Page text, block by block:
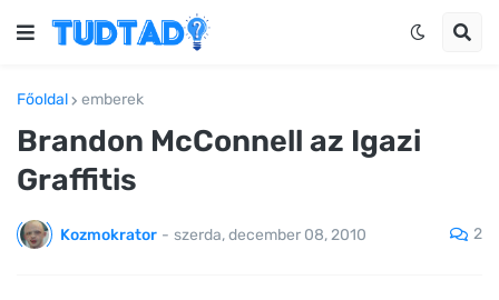
Főoldal emberek
Brandon McConnell az Igazi
Graffitis
Kozmokrator - szerda, december 08, 2010 2